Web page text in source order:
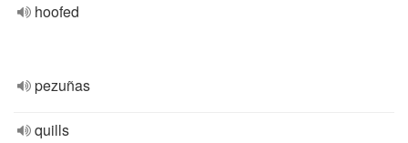
hoofed
pezuñas
quills